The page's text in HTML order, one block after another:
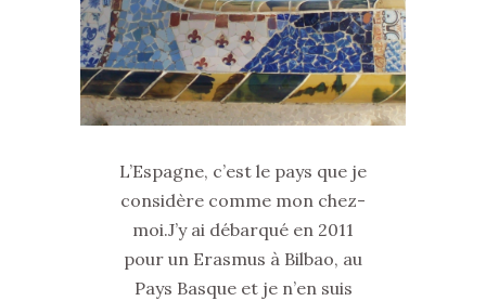
L’Espagne, c’est le pays que je
considère comme mon chez-
moi.J’y ai débarqué en 2011
pour un Erasmus à Bilbao, au
Pays Basque et je n’en suis